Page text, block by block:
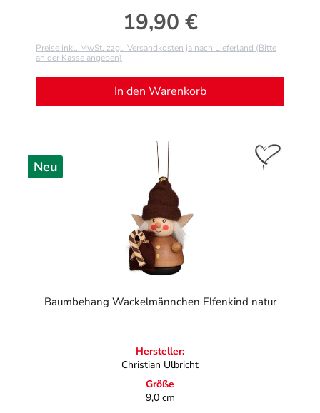
Regulärer Preis:
19,90 €
Preise inkl. MwSt. zzgl. Versandkosten ja nach Lieferland (Bitte
an der Kasse angeben)
In den Warenkorb
Neu
Baumbehang Wackelmännchen Elfenkind natur
Hersteller:
Christian Ulbricht
Größe
9,0 cm